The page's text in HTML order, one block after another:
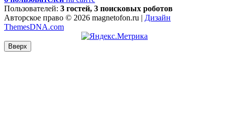
Пользователей: 3 гостей, 3 поисковых роботов
Авторское право © 2026 magnetofon.ru | Дизайн
ThemesDNA.com
Вверх